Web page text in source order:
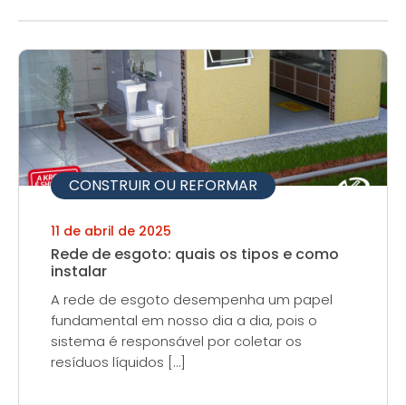
CONSTRUIR OU REFORMAR
11 de abril de 2025
Rede de esgoto: quais os tipos e como
instalar
A rede de esgoto desempenha um papel
fundamental em nosso dia a dia, pois o
sistema é responsável por coletar os
resíduos líquidos […]